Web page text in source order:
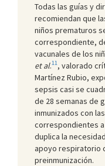
Todas las guías y
recomiendan que
niños prematuros
correspondiente,
vacunales de los
et al.11, valorado
Martínez Rubio,
sepsis casi se
de 28 semanas de
inmunizados con
correspondientes
duplica la
apoyo respiratorio
preinmunización.